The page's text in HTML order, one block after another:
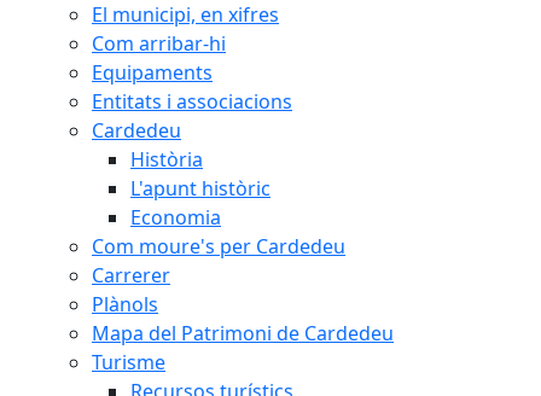
El municipi, en xifres
Com arribar-hi
Equipaments
Entitats i associacions
Cardedeu
Història
L'apunt històric
Economia
Com moure's per Cardedeu
Carrerer
Plànols
Mapa del Patrimoni de Cardedeu
Turisme